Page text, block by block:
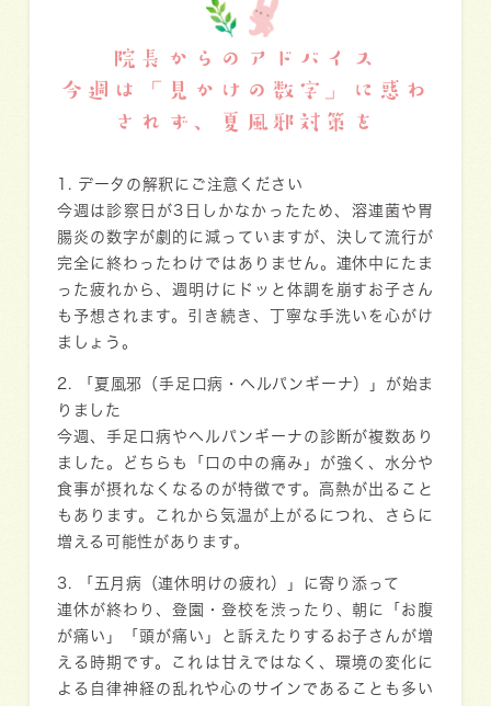
院長からのアドバイス
今週は「見かけの数字」に惑わ
されず、夏風邪対策を
1. データの解釈にご注意ください
今週は診察日が3日しかなかったため、溶連菌や胃
腸炎の数字が劇的に減っていますが、決して流行が
完全に終わったわけではありません。連休中にたま
った疲れから、週明けにドッと体調を崩すお子さん
も予想されます。引き続き、丁寧な手洗いを心がけ
ましょう。
2. 「夏風邪（手足口病・ヘルパンギーナ）」が始ま
りました
今週、手足口病やヘルパンギーナの診断が複数あり
ました。どちらも「口の中の痛み」が強く、水分や
食事が摂れなくなるのが特徴です。高熱が出ること
もあります。これから気温が上がるにつれ、さらに
増える可能性があります。
3. 「五月病（連休明けの疲れ）」に寄り添って
連休が終わり、登園・登校を渋ったり、朝に「お腹
が痛い」「頭が痛い」と訴えたりするお子さんが増
える時期です。これは甘えではなく、環境の変化に
よる自律神経の乱れや心のサインであることも多い